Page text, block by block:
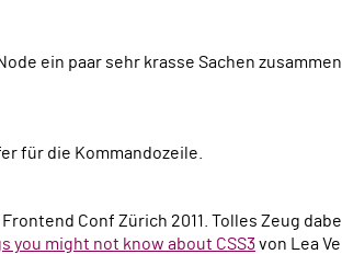
für die Kommandozeile.
you might not know about CSS3von Lea